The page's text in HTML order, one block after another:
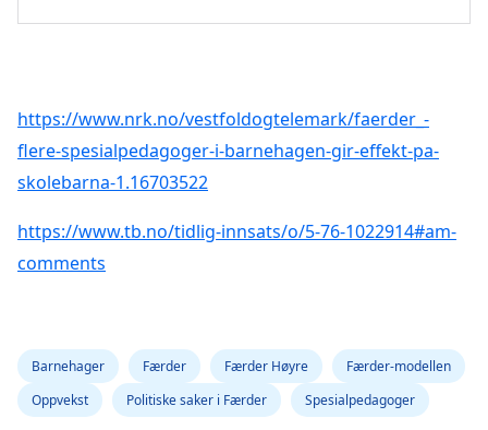
https://www.nrk.no/vestfoldogtelemark/faerder_-
flere-spesialpedagoger-i-barnehagen-gir-effekt-pa-
skolebarna-1.16703522
https://www.tb.no/tidlig-innsats/o/5-76-1022914#am-
comments
Barnehager Færder Færder Høyre
Færder-modellen
Oppvekst
Politiske saker i Færder Spesialpedagoger